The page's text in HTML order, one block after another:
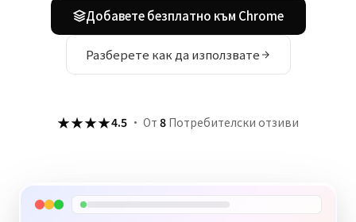
Добавете безплатно към Chrome
Разберете как да използвате
★★★★4.5 · От 8 Потребителски отзиви